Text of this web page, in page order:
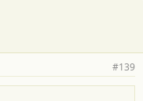
#139